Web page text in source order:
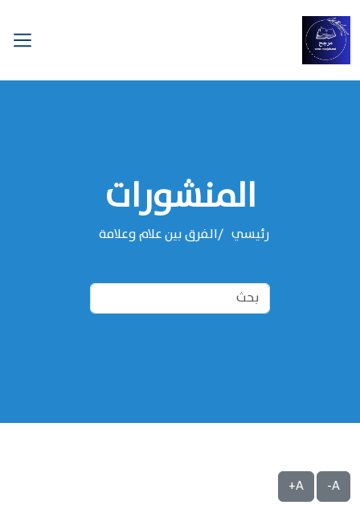
المنشورات
رئيسي الفرق بين علام وعلامة
A-
A+